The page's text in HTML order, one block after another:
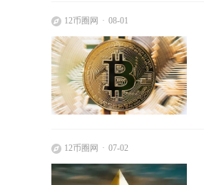
12币圈网 08-01
12币圈网 07-02